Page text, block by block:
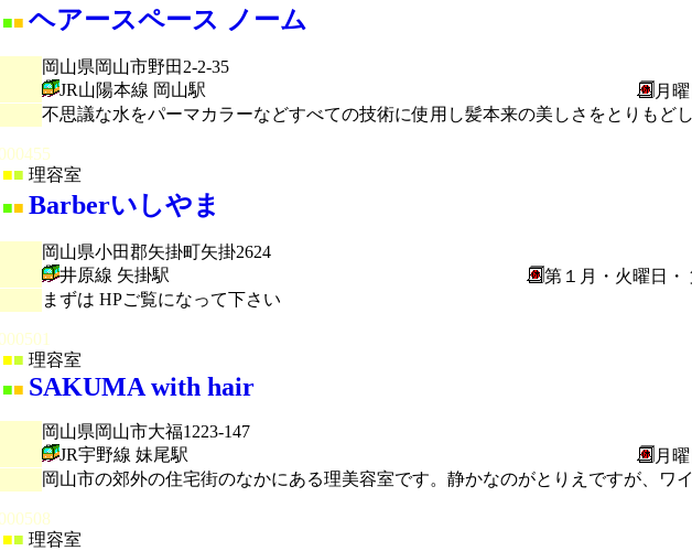
■■ ヘアースペース ノーム
岡山県岡山市野田2-2-35
JR山陽本線 岡山駅
月
不思議な水をパーマカラーなどすべての技術に使用し髪本来の美しさをとりもど
■ 理容室
■■ Barberいしやま
岡山県小田郡矢掛町矢掛2624
井原線 矢掛駅
第１月・火曜日・
まずは HPご覧になって下さい
■ 理容室
■■ SAKUMA with hair
岡山県岡山市大福1223-147
JR宇野線 妹尾駅
月
岡山市の郊外の住宅街のなかにある理美容室です。静かなのがとりえですが、ワ
■ 理容室